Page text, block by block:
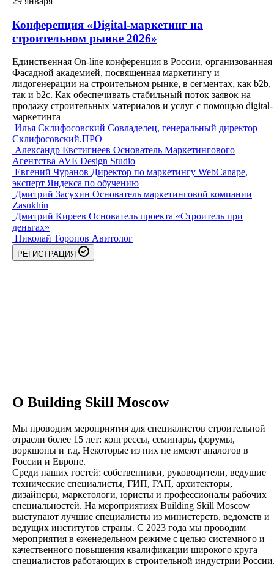
Конференция «Digital-маркетинг на
строительном рынке 2026»
Единственная On-line конференция в России, организованная
Фасадной академией, посвященная маркетингу и
лидогенерации на строительном рынке, в сегментах, как b2b,
так и b2c. Как обеспечивать стабильный поток заявок на
продажу строительных материалов и услуг с помощью digital-
маркетинга
Илья Склифосовский Совладелец, генеральный директор
Склифосовский.ПРО
Александр Евстигнеев Основатель Маркетингового
Агентства AVE Design Studio
Евгений Чуранов Директор по маркетингу WebCanape,
эксперт Яндекса по обучению
Дмитрий Засухин Основатель маркетинговой компании
Zasukhin
Дмитрий Киреев Основатель проекта «Cтроитель при
деньгах»
Николай Торопов Авитолог
РЕГИСТРАЦИЯ
О Building Skill Moscow
Мы проводим мероприятия для специалистов строительной
отрасли более 15 лет: конгрессы, семинары, форумы,
воркшопы и т.д. Некоторые из них не имеют аналогов в
России и Европе.
Среди наших гостей: собственники, руководители, ведущие
технические специалисты, ГИП, ГАП, архитекторы,
дизайнеры, маркетологи, юристы и профессионалы рабочих
специальностей. На мероприятиях Building Skill Moscow
выступают лучшие специалисты из министерств, ведомств и
ведущих институтов страны. С 2023 года мы проводим
мероприятия в еженедельном режиме с целью системного и
качественного повышения квалификации широкого круга
специалистов работающих в строительной индустрии